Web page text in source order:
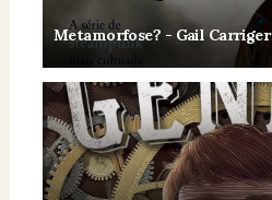
Metamorfose? - Gail Carriger